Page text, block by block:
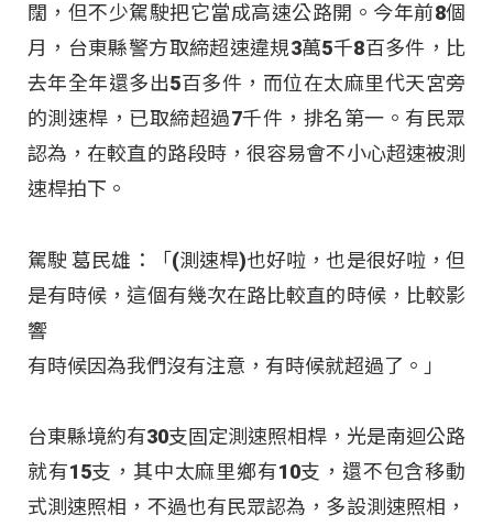
闊，但不少駕駛把它當成高速公路開。今年前8個
月，台東縣警方取締超速違規3萬5千8百多件，比
去年全年還多出5百多件，而位在太麻里代天宮旁
的測速桿，已取締超過7千件，排名第一。有民眾
認為，在較直的路段時，很容易會不小心超速被測
速桿拍下。
駕駛 葛民雄：「(測速桿)也好啦，也是很好啦，但
是有時候，這個有幾次在路比較直的時候，比較影
響
有時候因為我們沒有注意，有時候就超過了。」
台東縣境約有30支固定測速照相桿，光是南迴公路
就有15支，其中太麻里鄉有10支，還不包含移動
式測速照相，不過也有民眾認為，多設測速照相，